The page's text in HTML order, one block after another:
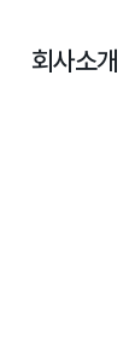
회사소개